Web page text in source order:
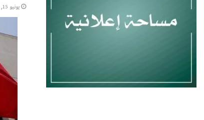
يونيو 15, 2026